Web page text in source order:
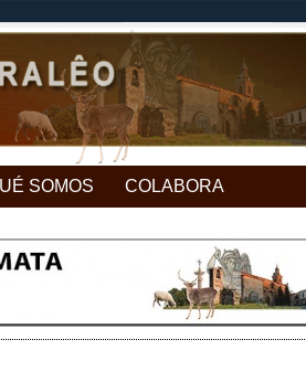
SOMOS COLABORA